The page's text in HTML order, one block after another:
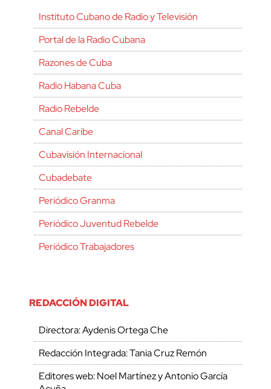
Instituto Cubano de Radio y Televisión
Portal de la Radio Cubana
Razones de Cuba
Radio Habana Cuba
Radio Rebelde
Canal Caribe
Cubavisión Internacional
Cubadebate
Periódico Granma
Periódico Juventud Rebelde
Periódico Trabajadores
REDACCIÓN DIGITAL
Directora: Aydenis Ortega Che
Redacción Integrada: Tania Cruz Remón
Editores web: Noel Martínez y Antonio García